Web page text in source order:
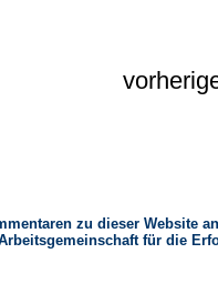
zu dieser Website
für die